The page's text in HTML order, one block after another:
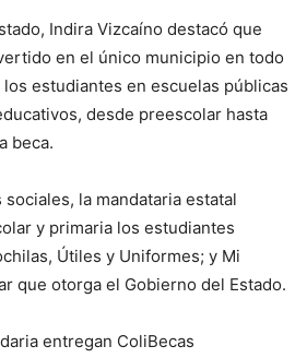
Indira Vizcaíno destacó que
en el único municipio en todo
estudiantes en escuelas públicas
desde preescolar hasta
beca.
la mandataria estatal
y primaria los estudiantes
Útiles y Uniformes; y Mi
que otorga el Gobierno del Estado.
entregan ColiBecas